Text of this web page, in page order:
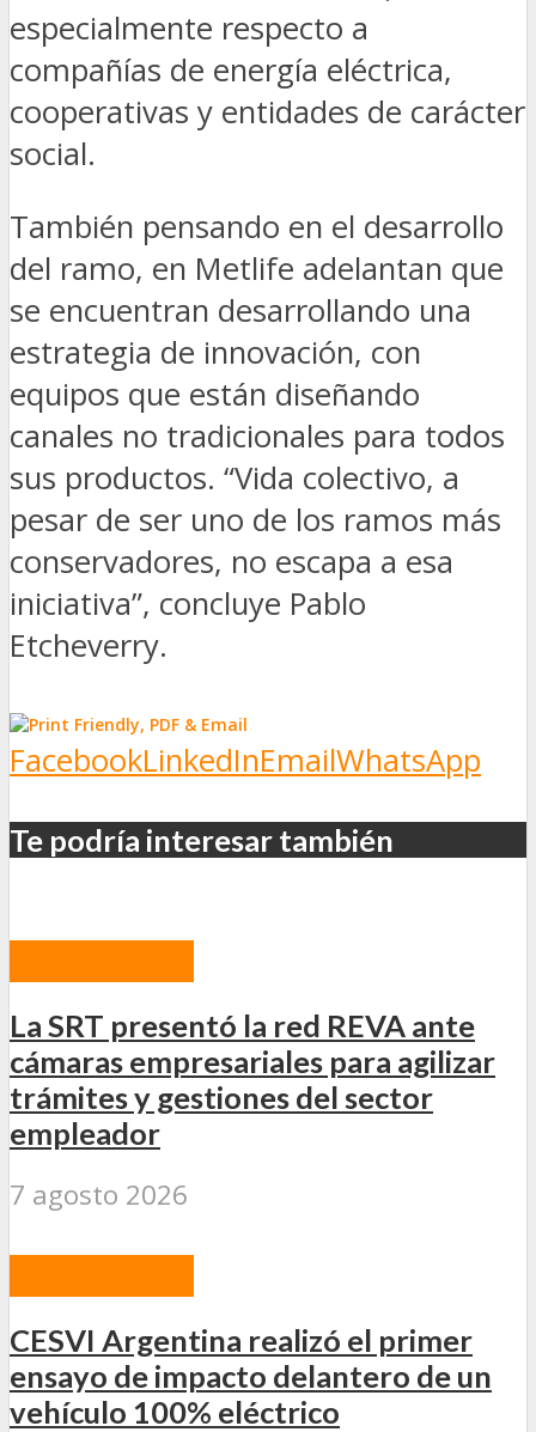
especialmente respecto a
compañías de energía eléctrica,
cooperativas y entidades de carácter
social.
También pensando en el desarrollo
del ramo, en Metlife adelantan que
se encuentran desarrollando una
estrategia de innovación, con
equipos que están diseñando
canales no tradicionales para todos
sus productos. “Vida colectivo, a
pesar de ser uno de los ramos más
conservadores, no escapa a esa
iniciativa”, concluye Pablo
Etcheverry.
FacebookLinkedInEmailWhatsApp
Te podría interesar también
La SRT presentó la red REVA ante
cámaras empresariales para agilizar
trámites y gestiones del sector
empleador
7 agosto 2026
CESVI Argentina realizó el primer
ensayo de impacto delantero de un
vehículo 100% eléctrico